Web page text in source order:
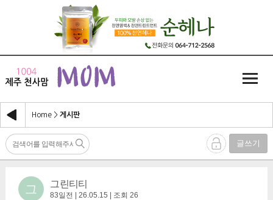
Home > 게시판
글쓰기
그 그린티티
83일전 | 26.05.15 | 조회 26